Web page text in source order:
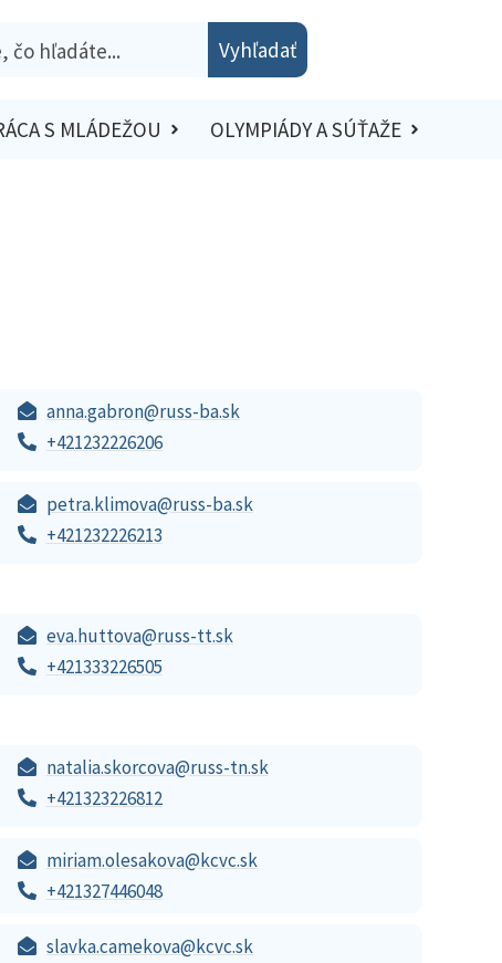
Vyhľadať
S MLÁDEŽOU OLYMPIÁDY A SÚŤAŽE
anna.gabron@russ-ba.sk
+421232226206
petra.klimova@russ-ba.sk
+421232226213
eva.huttova@russ-tt.sk
+421333226505
natalia.skorcova@russ-tn.sk
+421323226812
miriam.olesakova@kcvc.sk
+421327446048
slavka.camekova@kcvc.sk